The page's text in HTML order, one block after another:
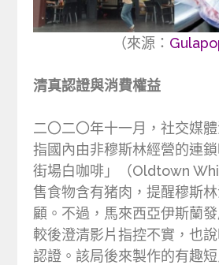
（來源：
清真認證與消費權益
二〇二〇年十一月，社交媒
指國內由非穆斯林經營的連
街場白咖啡」（Oldtown
售食物含有猪肉，提醒穆斯
顧。不過，馬來西亞伊斯蘭發
較後澄清影片指控不實，也
認證。該局後來製作的有趣